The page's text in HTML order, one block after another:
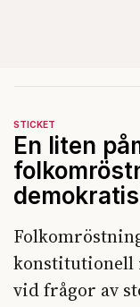
STICKET
En liten
konstitutionell
vid frågor av